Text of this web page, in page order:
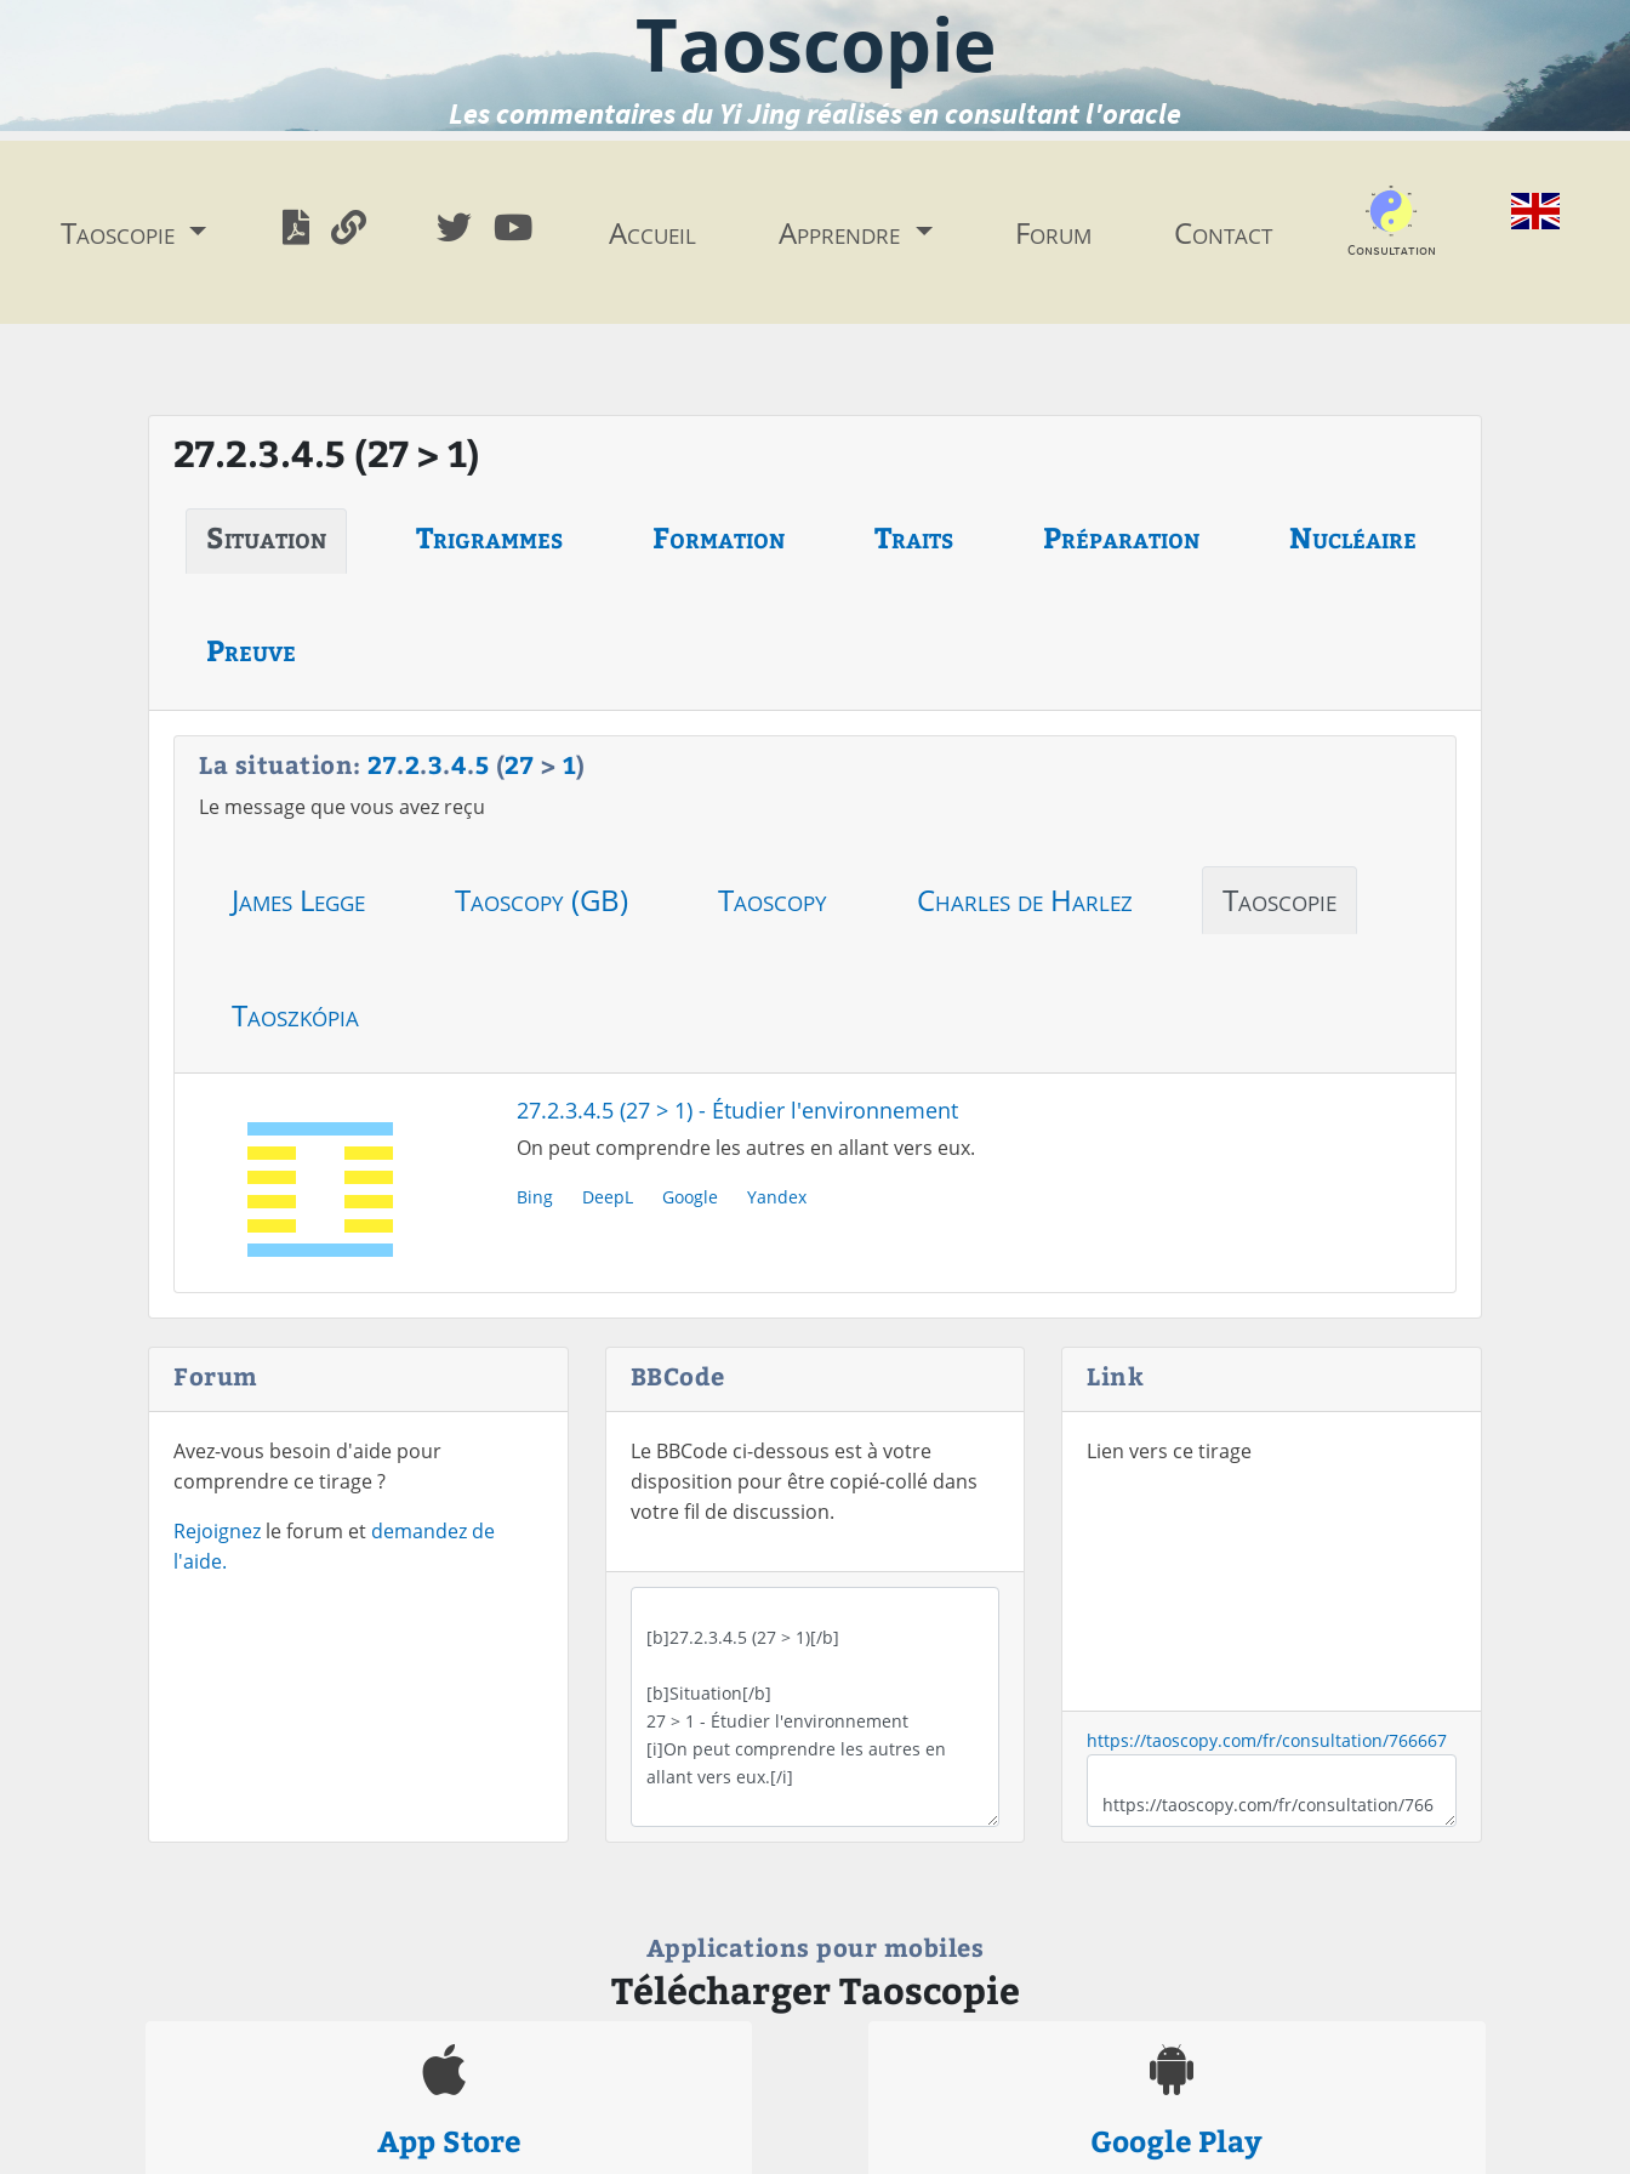
Taoscopie
Les commentaires du Yi Jing réalisés en consultant l'oracle
Taoscopie Accueil Apprendre Forum Contact Consultation
27.2.3.4.5 (27 > 1)
Situation Trigrammes Formation Traits Préparation Nucléaire
Preuve
La situation: 27.2.3.4.5 (27 > 1)
Le message que vous avez reçu
James Legge Taoscopy (GB) Taoscopy Charles de Harlez Taoscopie
Taoszkópia
27.2.3.4.5 (27 > 1) - Étudier l'environnement
On peut comprendre les autres en allant vers eux.
Bing DeepL Google Yandex
Forum
Avez-vous besoin d'aide pour
comprendre ce tirage ?
Rejoignez le forum et demandez de
l'aide.
BBCode
Le BBCode ci-dessous est à votre
disposition pour être copié-collé dans
votre fil de discussion.
Link
Lien vers ce tirage
https://taoscopy.com/fr/consultation/766667
Applications pour mobiles
Télécharger Taoscopie
App Store Google Play